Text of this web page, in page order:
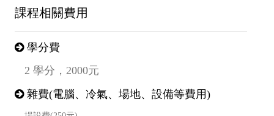
課程相關費用
學分費
2 學分，2000元
雜費(電腦、冷氣、場地、設備等費用)